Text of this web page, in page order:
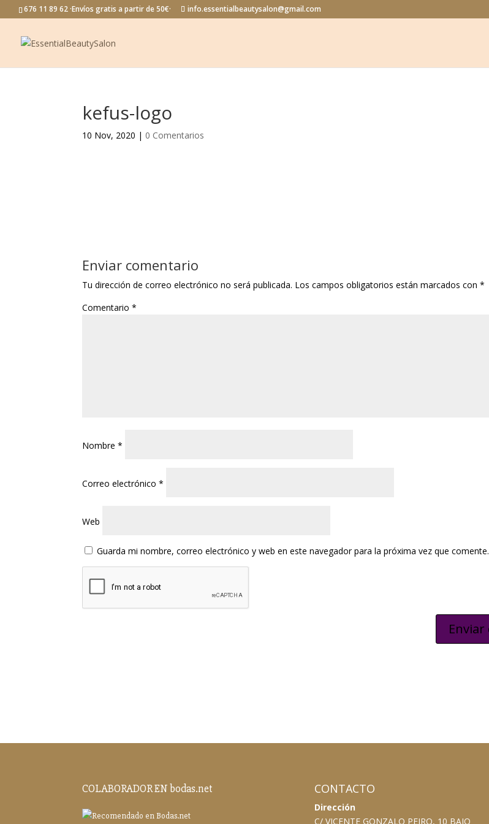
676 11 89 62 ·Envíos gratis a partir de 50€· info.essentialbeautysalon@gmail.com
kefus-logo
10 Nov, 2020 | 0 Comentarios
Enviar comentario
Tu dirección de correo electrónico no será publicada. Los campos obligatorios están marcados con*
Comentario*
Nombre*
Correo electrónico*
Web
Guarda mi nombre, correo electrónico y web en este navegador para la próxima vez que comente.
COLABORADOR EN bodas.net CONTACTO
Dirección
C/ VICENTE GONZALO PEIRO, 10 BAJO